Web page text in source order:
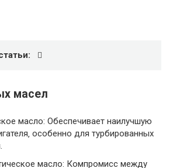
масел
масло: Обеспечивает наилучшую
особенно для турбированных
масло: Компромисс между